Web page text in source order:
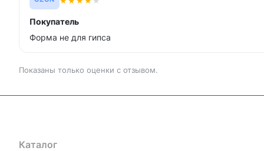
Покупатель
Форма не для гипса
Показаны только оценки с отзывом.
Каталог